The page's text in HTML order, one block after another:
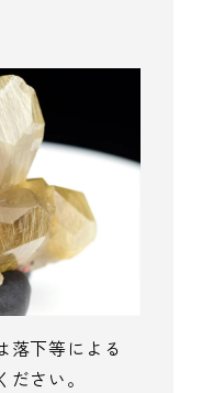
落下等による
さい。